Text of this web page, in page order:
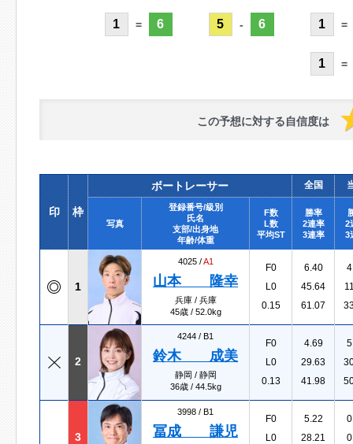
1 = 6 5 - 6 1 =
1 =
この予想に対する自信度は
印 枠
ボートレーサー 全国
写真
登録番号/級別
氏名
支部/出身地
年齢/体重
F数
L数
平均ST
勝率
2連率
3連率
2
3
1
4025 /A1
山本 隆幸
兵庫 / 兵庫
45歳 / 52.0kg
F0
L0
0.15
6.40
45.64
61.07
2
4244 / B1
鈴木 成美
静岡 / 静岡
36歳 / 44.5kg
F0
L0
0.13
4.69
29.63
41.98
3
3998 / B1
冨成 謙児
F0
L0
5.22
28.21